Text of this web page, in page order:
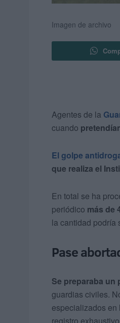
Imagen de archivo
Agentes de la
cuando
El golpe
que realiza el
En total se ha
periódico más de
la cantidad podría
Pase
Se preparaba un
guardias civiles.
especializados en